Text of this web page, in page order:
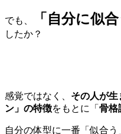
でも、 「自分に似
したか？
感覚ではなく、 その人が生
ン」の特徴をもとに「 骨格
自分の体型に一番「似合う